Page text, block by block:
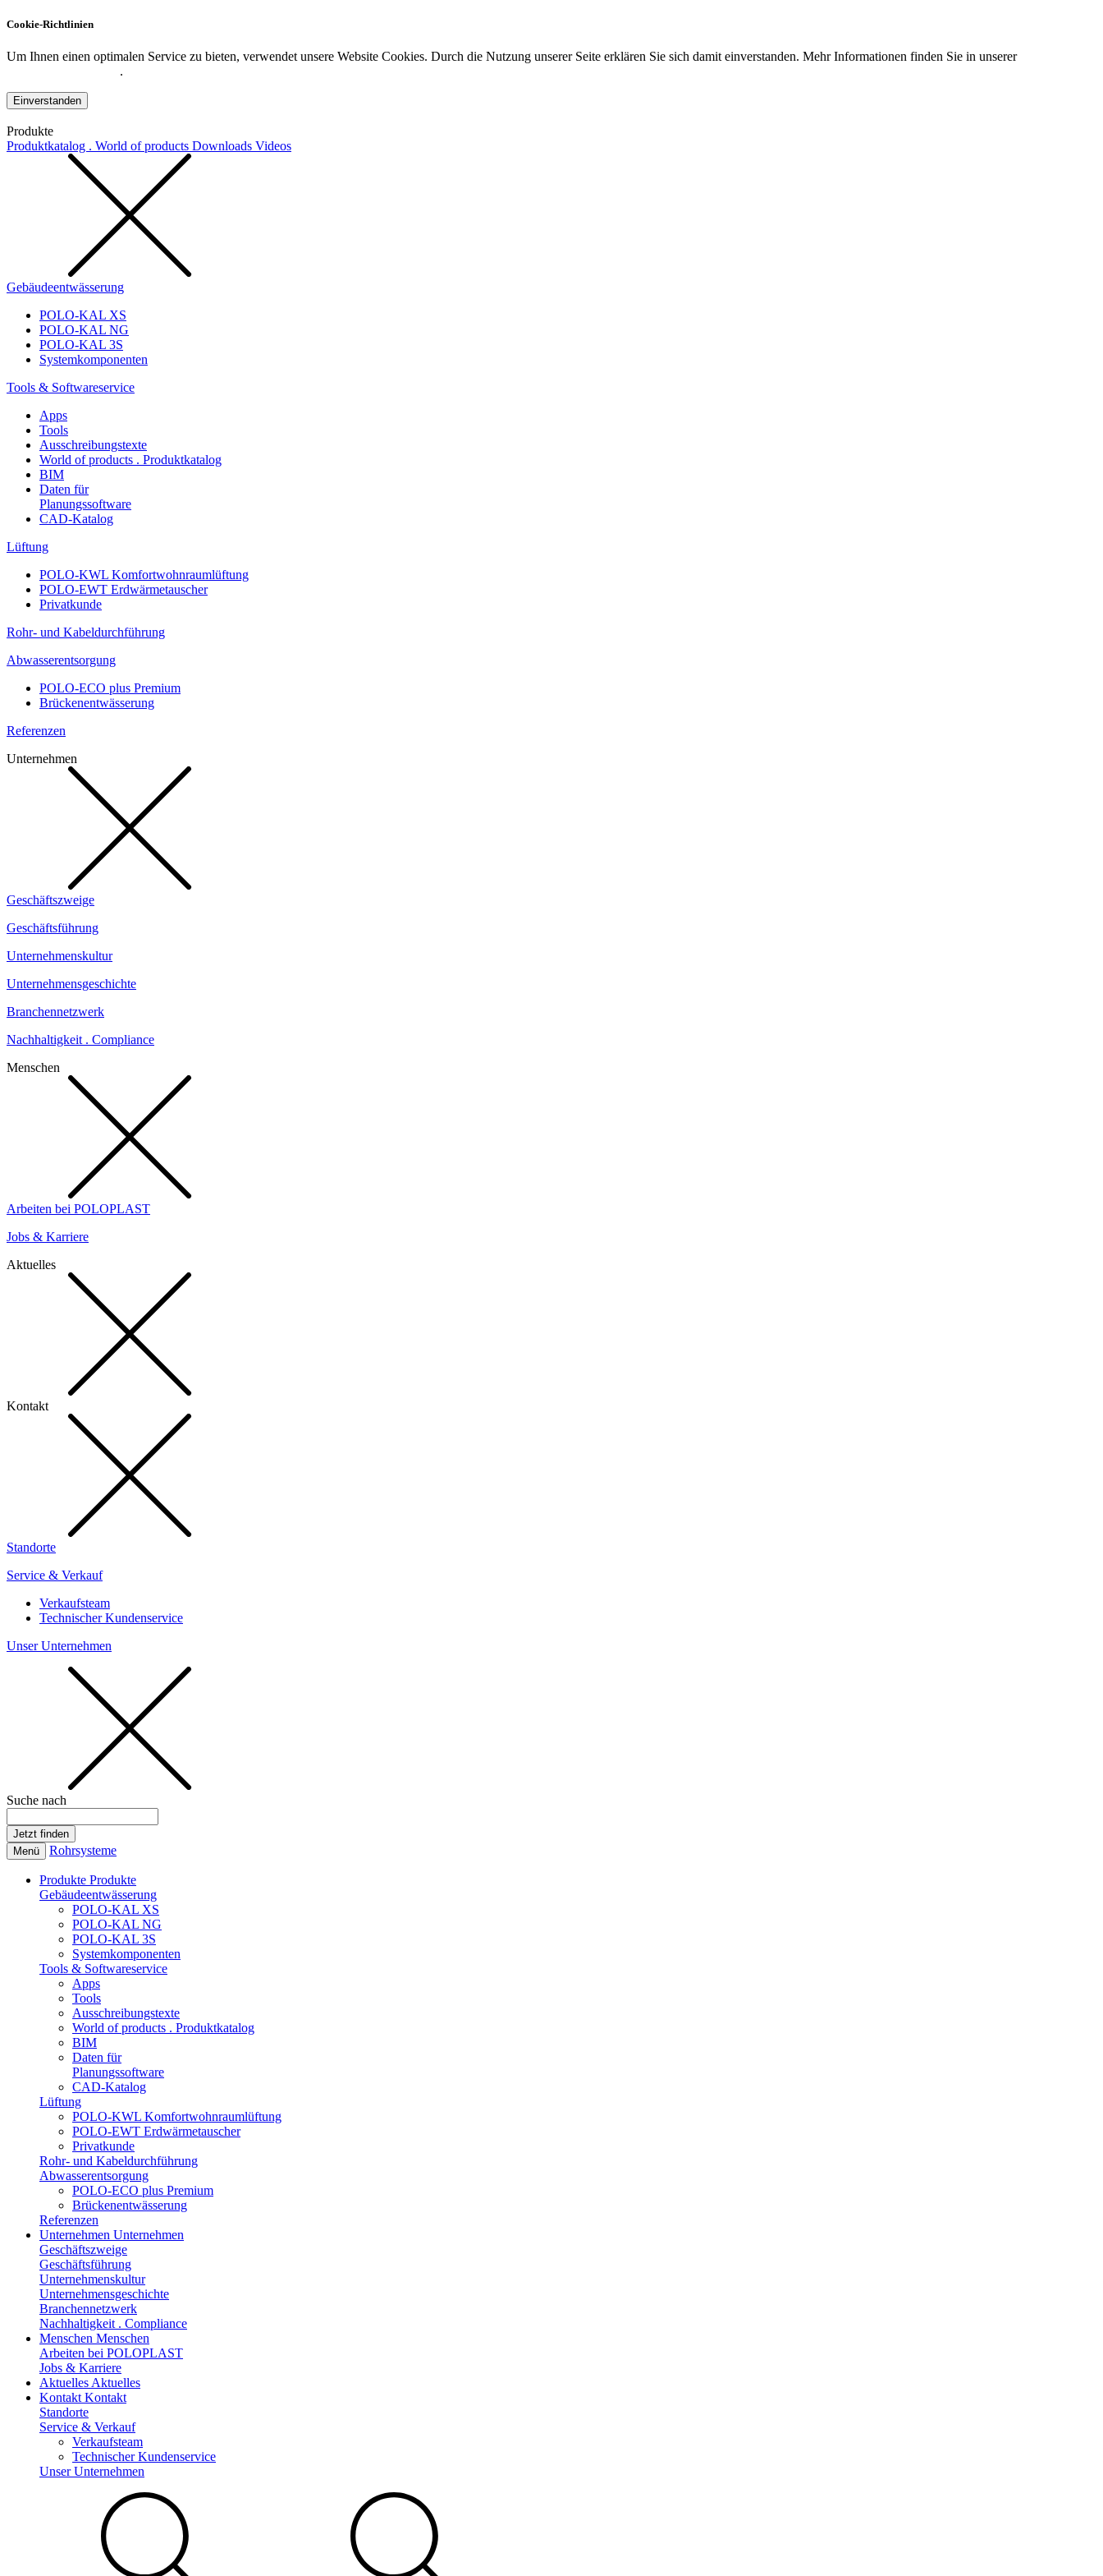
Cookie-Richtlinien
Um Ihnen einen optimalen Service zu bieten, verwendet unsere Website Cookies. Durch die Nutzung unserer Seite erklären Sie sich damit einverstanden. Mehr Informationen finden Sie in unserer
.
Einverstanden
Produkte
Produktkatalog . World of products Downloads Videos
Gebäudeentwässerung
POLO-KAL XS
POLO-KAL NG
POLO-KAL 3S
Systemkomponenten
Tools & Softwareservice
Apps
Tools
Ausschreibungstexte
World of products . Produktkatalog
BIM
Daten für
Planungssoftware
CAD-Katalog
Lüftung
POLO-KWL Komfortwohnraumlüftung
POLO-EWT Erdwärmetauscher
Privatkunde
Rohr- und Kabeldurchführung
Abwasserentsorgung
POLO-ECO plus Premium
Brückenentwässerung
Referenzen
Unternehmen
Geschäftszweige
Geschäftsführung
Unternehmenskultur
Unternehmensgeschichte
Branchennetzwerk
Nachhaltigkeit . Compliance
Menschen
Arbeiten bei POLOPLAST
Jobs & Karriere
Aktuelles
Kontakt
Standorte
Service & Verkauf
Verkaufsteam
Technischer Kundenservice
Unser Unternehmen
Suche nach
Menü Rohrsysteme
Produkte Produkte
Gebäudeentwässerung
POLO-KAL XS
POLO-KAL NG
POLO-KAL 3S
Systemkomponenten
Tools & Softwareservice
Apps
Tools
Ausschreibungstexte
World of products . Produktkatalog
BIM
Daten für
Planungssoftware
CAD-Katalog
Lüftung
POLO-KWL Komfortwohnraumlüftung
POLO-EWT Erdwärmetauscher
Privatkunde
Rohr- und Kabeldurchführung
Abwasserentsorgung
POLO-ECO plus Premium
Brückenentwässerung
Referenzen
Unternehmen Unternehmen
Geschäftszweige
Geschäftsführung
Unternehmenskultur
Unternehmensgeschichte
Branchennetzwerk
Nachhaltigkeit . Compliance
Menschen Menschen
Arbeiten bei POLOPLAST
Jobs & Karriere
Aktuelles Aktuelles
Kontakt Kontakt
Standorte
Service & Verkauf
Verkaufsteam
Technischer Kundenservice
Unser Unternehmen